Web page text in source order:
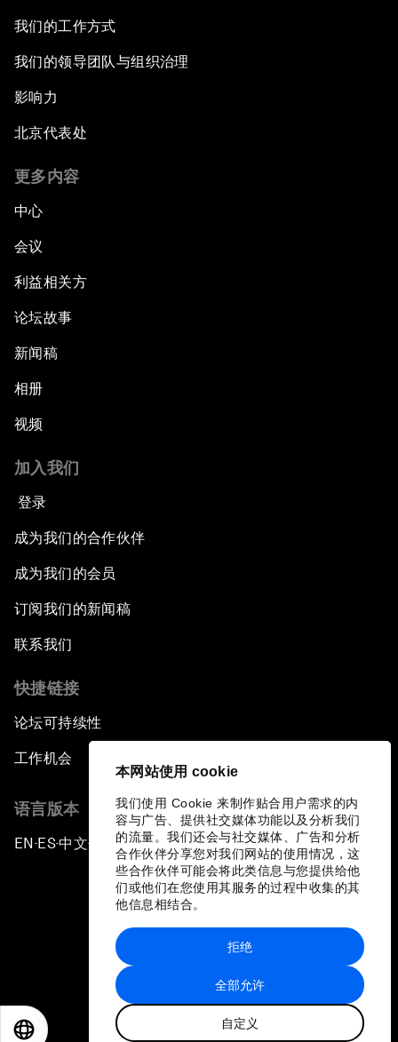
本网站使用 cookie
我们使用 Cookie 来制作贴合用户需求的内
容与广告、提供社交媒体功能以及分析我们
的流量。我们还会与社交媒体、广告和分析
合作伙伴分享您对我们网站的使用情况，这
些合作伙伴可能会将此类信息与您提供给他
们或他们在您使用其服务的过程中收集的其
他信息相结合。
全部允许
自定义
拒绝
我们的工作方式
我们的领导团队与组织治理
影响力
北京代表处
更多内容
中心
会议
利益相关方
论坛故事
新闻稿
相册
视频
加入我们
登录
成为我们的合作伙伴
成为我们的会员
订阅我们的新闻稿
联系我们
快捷链接
论坛可持续性
工作机会
语言版本
EN ▪ES▪中文▪ 日本語
站点地图
世界经济论坛